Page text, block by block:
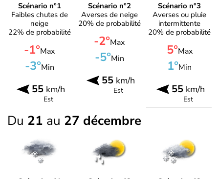
Scénario n°1
Faibles chutes de
neige
22% de probabilité
-1°Max
-3°Min
55km/h
Est
Scénario n°2
Averses de neige
20% de probabilité
-2°Max
-5°Min
55km/h
Est
Scénario n°3
Averses ou pluie
intermittente
20% de probabilité
5°Max
1°Min
55 km/h
Est
Du 21 au 27 décembre